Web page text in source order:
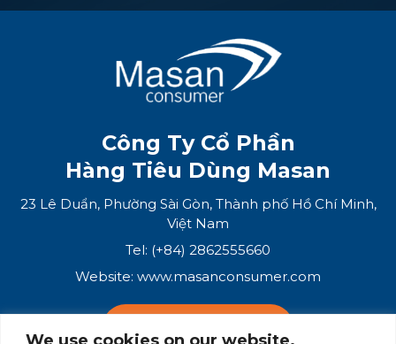
We use cookies on our website.
Công Ty Cổ Phần
Hàng Tiêu Dùng Masan
23 Lê Duẩn, Phường Sài Gòn, Thành phố Hồ Chí Minh,
Việt Nam
Tel: (+84) 2862555660
Website: www.masanconsumer.com